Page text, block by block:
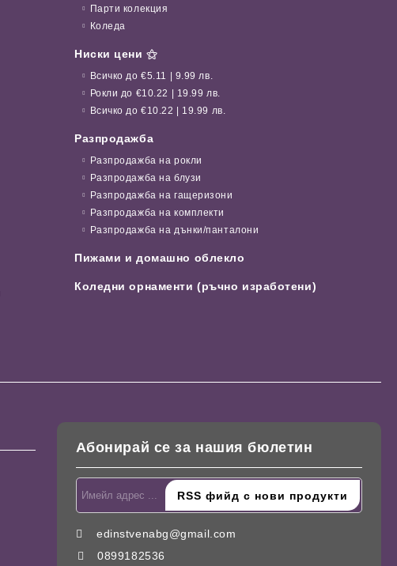
Парти колекция
Коледа
Ниски цени ⚝
Всичко до €5.11 | 9.99 лв.
Рокли до €10.22 | 19.99 лв.
Всичко до €10.22 | 19.99 лв.
Разпродажба
Разпродажба на рокли
Разпродажба на блузи
Разпродажба на гащеризони
Разпродажба на комплекти
Разпродажба на дънки/панталони
Пижами и домашно облекло
Коледни орнаменти (ръчно изработени)
Абонирай се за нашия бюлетин
edinstvenabg@gmail.com
0899182536